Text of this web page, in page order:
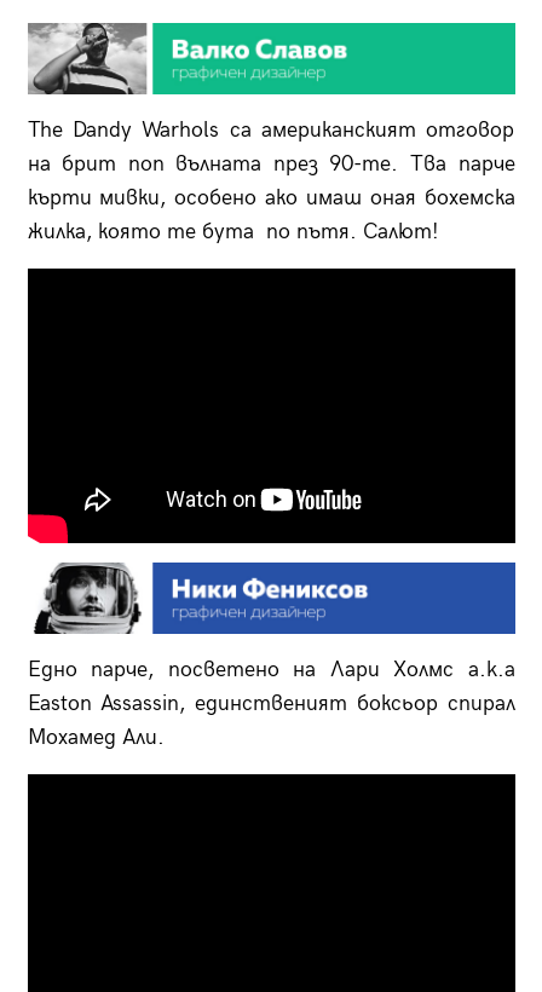
The Dandy Warhols са американският отговор
на брит поп вълната през 90-те. Тва парче
кърти мивки, особено ако имаш оная бохемска
жилка, която те бута по пътя. Салют!
Едно парче, посветено на Лари Холмс a.k.a
Easton Assassin, единственият боксьор спирал
Мохамед Али.